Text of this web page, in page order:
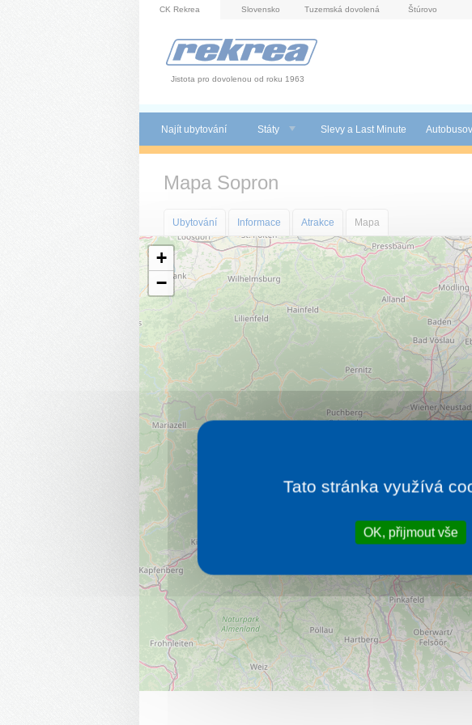
CK Rekrea Slovensko Tuzemská dovolená Štúrovo
Jistota pro dovolenou od roku 1963
Najít ubytování Státy Slevy a Last Minute
Mapa Sopron
Ubytování Informace Atrakce Mapa
+
−
Tato stránka využívá
OK, přijmout vše